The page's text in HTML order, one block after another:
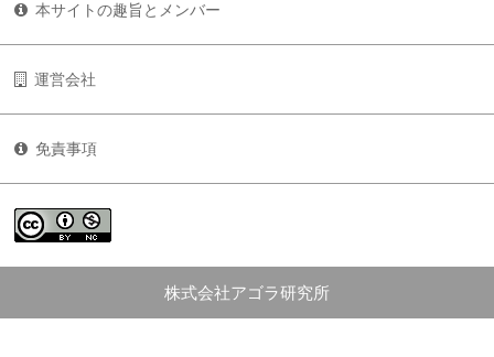
本サイトの趣旨とメンバー
運営会社
免責事項
株式会社アゴラ研究所